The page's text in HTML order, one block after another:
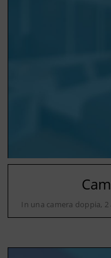
In una camera doppia,